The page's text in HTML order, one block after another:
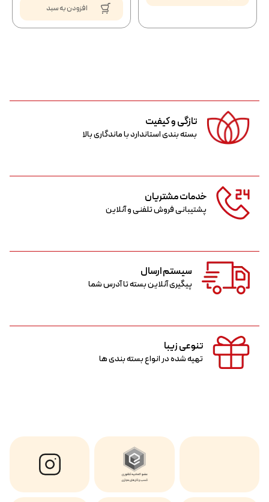
افزودن به سبد
تازگی و کیفیت
بسته بندی استاندارد با ماندگاری بالا
خدمات مشتریان
پشتیبانی فروش تلفنی و آنلاین
سیستم ارسال
پیگیری آنلاین بسته تا آدرس شما
تنوعی زیبا
تهیه شده در انواع بسته بندی ها